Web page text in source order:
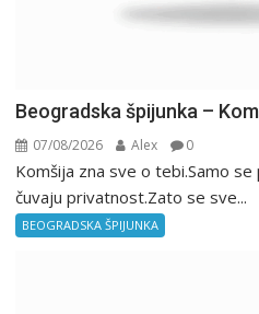
Beogradska špijunka –
07/08/2026 Alex 0
Komšija zna sve o tebi.Samo
čuvaju privatnost.Zato se sve...
BEOGRADSKA ŠPIJUNKA